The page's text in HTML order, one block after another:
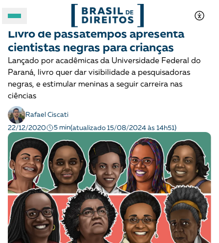
A BRASIL DE DIREITOS
ASSUNTOS
FORMATOS
Apoie a Brasil de Direitos
A [BD] conta as histórias de quem defende
direitos humanos no Brasil. Para continuar,
Notícias
Livro de passatempos apresenta
cientistas negras para crianças
Lançado por acadêmicas da Universidade Federal do
Paraná, livro quer dar visibilidade a pesquisadoras
negras, e estimular meninas a seguir carreira nas
ciências
Rafael Ciscati
22/12/2020
5 min(atualizado 15/08/2024 às 14h51)